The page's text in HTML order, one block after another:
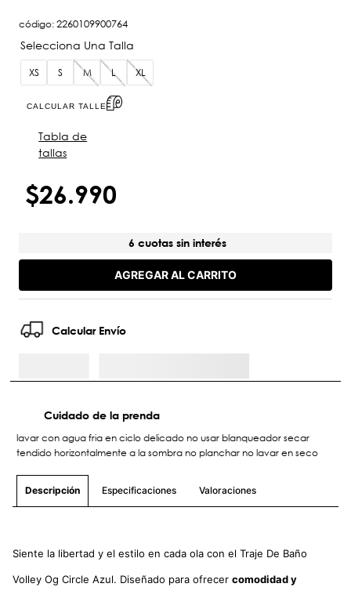
código:2260109900764
XS S M L XL
CALCULAR TALLE
Tabla de
tallas
$26.990
6 cuotas sin interés
AGREGAR AL CARRITO
Calcular Envío
Cuidado de la prenda
lavar con agua fria en ciclo delicado no usar blanqueador secar
tendido horizontalmente a la sombra no planchar no lavar en seco
Descripción Especificaciones Valoraciones
Siente la libertad y el estilo en cada ola con el Traje De Baño
Volley Og Circle Azul. Diseñado para ofrecer comodidad y